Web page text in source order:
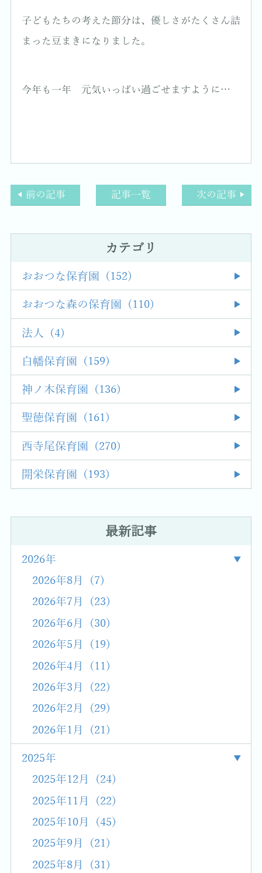
子どもたちの考えた節分は、優しさがたくさん詰
まった豆まきになりました。
今年も一年 元気いっぱい過ごせますように…
前の記事 記事一覧 次の記事
カテゴリ
おおつな保育園 (152)
おおつな森の保育園 (110)
法人 (4)
白幡保育園 (159)
神ノ木保育園 (136)
聖徳保育園 (161)
西寺尾保育園 (270)
開栄保育園 (193)
最新記事
2026年
2026年8月 (7)
2026年7月 (23)
2026年6月 (30)
2026年5月 (19)
2026年4月 (11)
2026年3月 (22)
2026年2月 (29)
2026年1月 (21)
2025年
2025年12月 (24)
2025年11月 (22)
2025年10月 (45)
2025年9月 (21)
2025年8月 (31)